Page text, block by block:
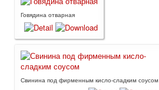
Говядина отварная
Свинина под фирменным кисло-сладким соусом